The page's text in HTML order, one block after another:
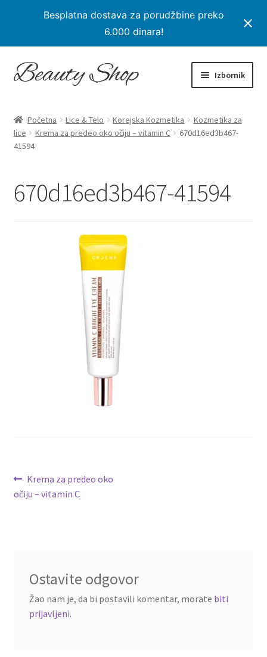
Besplatna dostava za porudžbine preko
6.000 dinara!
Preskoči
na
Skoči
na
Izbornik
Proizvodi
Proširi
Moj nalog
Početna Lice & Telo Korejska Kozmetika
Kozmetika za
lice
Krema za predeo oko očiju – vitamin C
670d16ed3b467-
41594
670d16ed3b467-41594
Kretanje
članka
Prethodni
članak:
Krema za predeo oko
očiju – vitamin C
Ostavite odgovor
Žao nam je, da bi postavili komentar, morate biti
prijavljeni.